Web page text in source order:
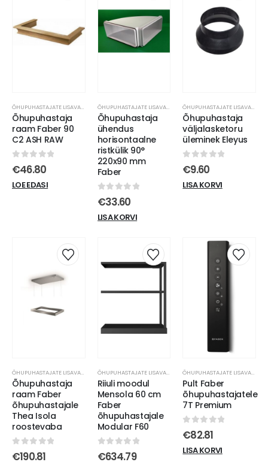
Õhupuhastaja
raam Faber 90
C2 ASH RAW
out of 5
€46.80
LOE EDASI
ÕHUPUHASTAJATE LISAVARUSTUS
Õhupuhastaja
ühendus
horisontaalne
ristkülik 90°
220x90 mm
Faber
out of 5
€33.60
LISA KORVI
Õhupuhastaja
väljalasketoru
üleminek Eleyus
out of 5
€9.60
LISA KORVI
ÕHUPUHASTAJATE LISAVARUSTUS
Õhupuhastaja
raam Faber
õhupuhastajale
Thea Isola
roostevaba
0out of 5
€190.81
ÕHUPUHASTAJATE LISAVARUSTUS
Riiuli moodul
Mensola 60 cm
Faber
õhupuhastajale
Modular F60
0out of 5
€634.79
ÕHUPUHASTAJATE LISAVARUSTUS
Pult Faber
õhupuhastajatele
7T Premium
0out of 5
€82.81
LISA KORVI